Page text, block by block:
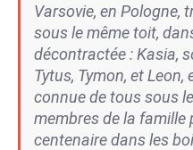
Varsovie, en Pologne,
sous le même toit,
décontractée : Kasia,
Tytus, Tymon, et Leon,
connue de tous sous
membres de la
centenaire dans les